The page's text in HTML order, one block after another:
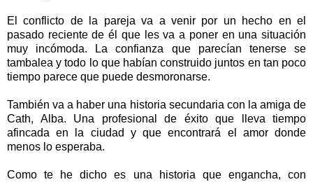
El conflicto de la pareja va a venir por un hecho en el
pasado reciente de él que les va a poner en una situación
muy incómoda. La confianza que parecían tenerse se
tambalea y todo lo que habían construido juntos en tan poco
tiempo parece que puede desmoronarse.
También va a haber una historia secundaria con la amiga de
Cath, Alba. Una profesional de éxito que lleva tiempo
afincada en la ciudad y que encontrará el amor donde
menos lo esperaba.
Como te he dicho es una historia que engancha, con